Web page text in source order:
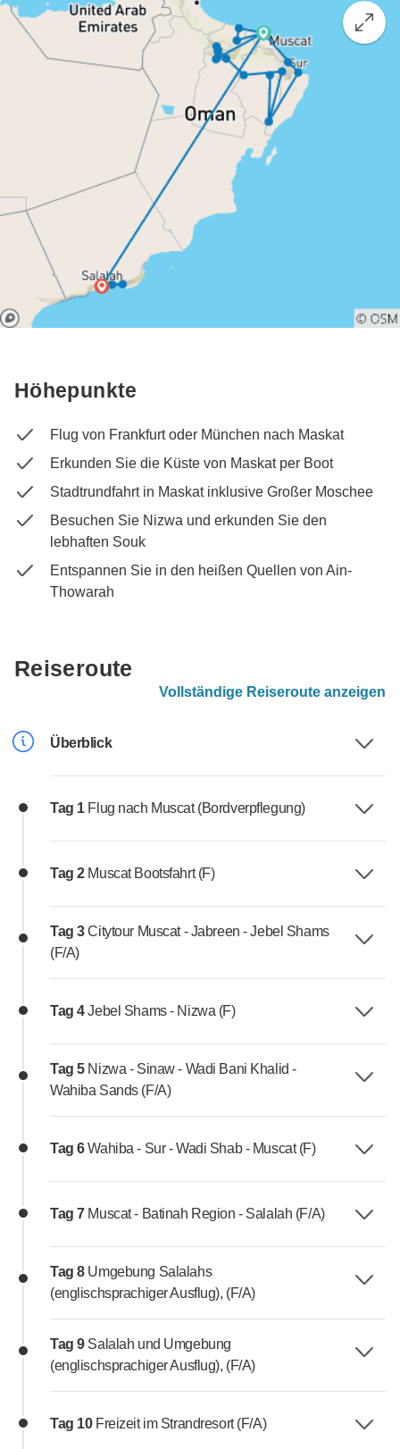
Höhepunkte
Flug von Frankfurt oder München nach Maskat
Erkunden Sie die Küste von Maskat per Boot
Stadtrundfahrt in Maskat inklusive Großer Moschee
Besuchen Sie Nizwa und erkunden Sie den
lebhaften Souk
Entspannen Sie in den heißen Quellen von Ain-
Thowarah
Reiseroute
Vollständige Reiseroute anzeigen
Überblick
Tag 1 Flug nach Muscat (Bordverpflegung)
Tag 2 Muscat Bootsfahrt (F)
Tag 3Citytour Muscat - Jabreen - Jebel Shams
(F/A)
Tag 4Jebel Shams - Nizwa (F)
Tag 5 Nizwa - Sinaw - Wadi Bani Khalid -
Wahiba Sands (F/A)
Tag 6Wahiba - Sur - Wadi Shab - Muscat (F)
Tag 7 Muscat - Batinah Region - Salalah (F/A)
Tag 8 Umgebung Salalahs
(englischsprachiger Ausflug), (F/A)
Tag 9 Salalah und Umgebung
(englischsprachiger Ausflug), (F/A)
Tag 10 Freizeit im Strandresort (F/A)